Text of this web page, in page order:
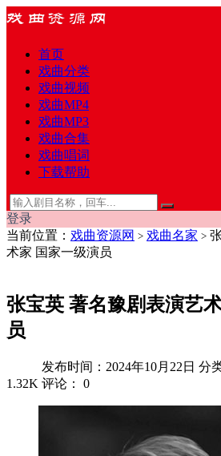
首页
戏曲分类
戏曲视频
戏曲MP4
戏曲MP3
戏曲合集
戏曲唱词
下载帮助
登录
当前位置： 戏曲资源网 > 戏曲名家 >
术家 国家一级演员
张宝英 著名豫剧表演艺
员
发布时间：2024年10月22日 分
1.32K 评论： 0